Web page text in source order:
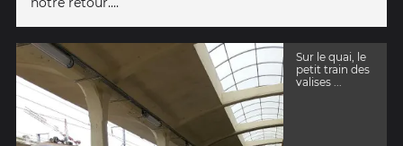
Sur le quai, le
petit train des
valises ...